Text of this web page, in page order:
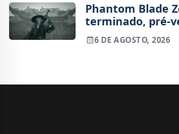
Phantom Blade
terminado, pré-
começam na
6 DE AGOSTO, 2026